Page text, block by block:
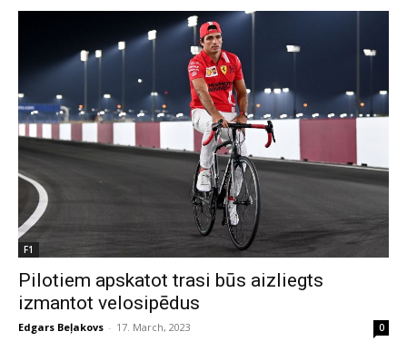
F1
Pilotiem apskatot trasi būs aizliegts
izmantot velosipēdus
Edgars Beļakovs - 17. March, 2023 0